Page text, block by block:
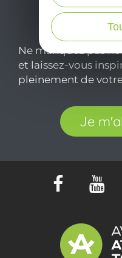
Ne manquez pas
et laissez-vous
pleinement de
Je